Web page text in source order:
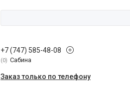
+7 (747) 585-48-08
0 Сабина
Заказ только по телефону